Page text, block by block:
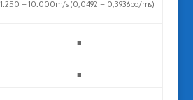
1.250 – 10.000m/s (0,0492 – 0,3936po/ms)
■
■